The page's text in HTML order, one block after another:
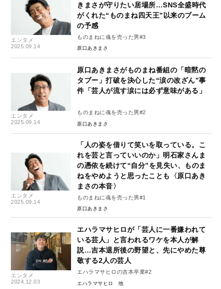
エンタメ
2025.09.14
きまさが守りたい居場所…SNS全盛時代
がくれた“ものまね四天王”以来のブーム
の予感
ものまねに魂を売った男#3
原口あきまさ
エンタメ
2025.09.14
原口あきまさがものまね番組の「暗黙の
タブー」打破を決心した“涙の改ざん”事
件「芸人が流す涙には必ず意味がある」
ものまねに魂を売った男#2
原口あきまさ
エンタメ
2025.09.14
「人の姿を借りて笑いを取っている。こ
れを芸と言っていいのか」明石家さんま
の憑依を続けて“自分”を見失い、ものま
ねをやめようと思ったことも〈原口あき
まさの本音〉
ものまねに魂を売った男#1
原口あきまさ
エンタメ
2024.12.03
エハラマサヒロが「芸人に一番嫌われて
いる芸人」と言われるワケを本人が解
説…吉本退所後の野望と、先にやめた尊
敬する2人の芸人
エハラマサヒロの吉本卒業#2
エハラマサヒロ